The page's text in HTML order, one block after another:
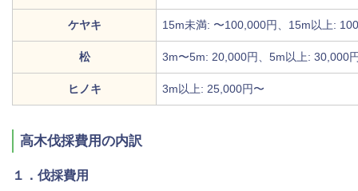
ケヤキ 15m未満: 〜100,000円、15m以上:
松 3m〜5m: 20,000円、5m以上: 30,000
ヒノキ 3m以上: 25,000円〜
高木伐採費用の内訳
１．伐採費用